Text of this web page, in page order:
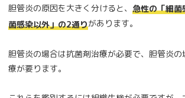
胆管炎の原因を大きく分けると、 急性の「細菌
菌感染以外」の2通りがあります。
胆管炎の場合は抗菌剤治療が必要で、胆管炎
療が要ります。